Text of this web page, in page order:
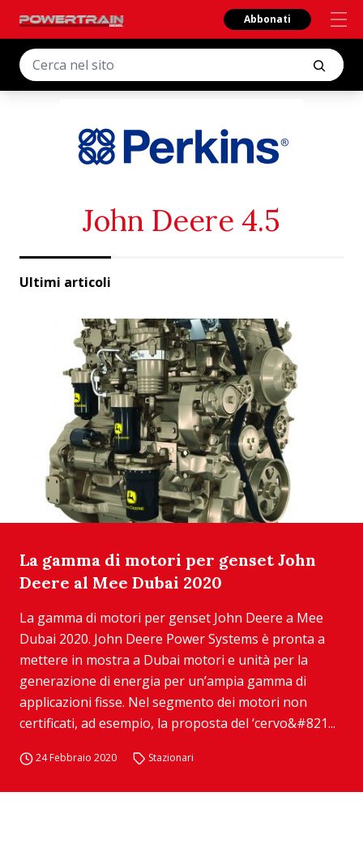
Abbonati
John Deere 4.5
Ultimi articoli
La gamma di motori per genset John
Deere al Mee Dubai 2020
La gamma di motori per genset John Deere a Mee
Dubai 2020. John Deere Power Systems è pronta a
mettere in mostra a Dubai motori e unità per la
generazione di energia per un’ampia gamma di
applicazioni fisse. Nel segmento dei motori non
certificati, ad esempio, la proposta del ‘cervo&#821...
24 Febbraio 2020 Stazionari